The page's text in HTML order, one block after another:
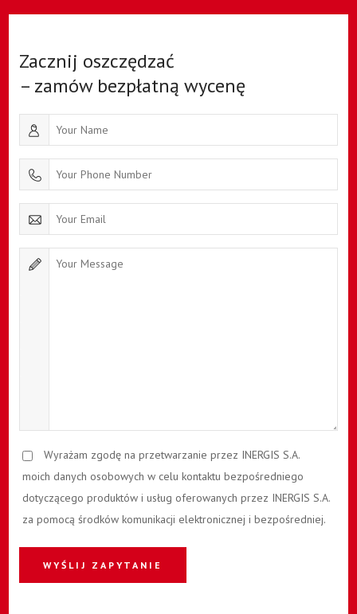
Zacznij oszczędzać
– zamów bezpłatną wycenę
Wyrażam zgodę na przetwarzanie przez INERGIS S.A.
moich danych osobowych w celu kontaktu bezpośredniego
dotyczącego produktów i usług oferowanych przez INERGIS S.A.
za pomocą środków komunikacji elektronicznej i bezpośredniej.
WYŚLIJ ZAPYTANIE